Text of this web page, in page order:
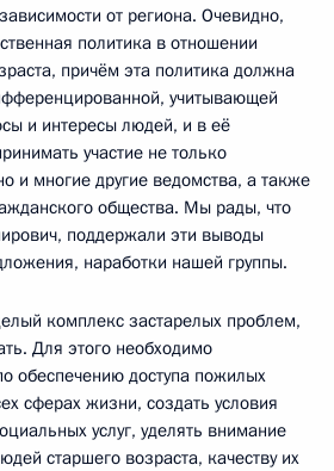
от региона. Очевидно,
политика в отношении
причём эта политика должна
учитывающей
и интересы людей, и в её
участие не только
и многие другие ведомства, а также
общества. Мы рады, что
поддержали эти выводы
наработки нашей группы.
комплекс застарелых проблем,
Для этого необходимо
обеспечению доступа пожилых
сферах жизни, создать условия
услуг, уделять внимание
старшего возраста, качеству их